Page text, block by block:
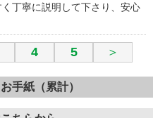
丁寧に説明して下さり、安心
4 5 ＞
手紙（累計）